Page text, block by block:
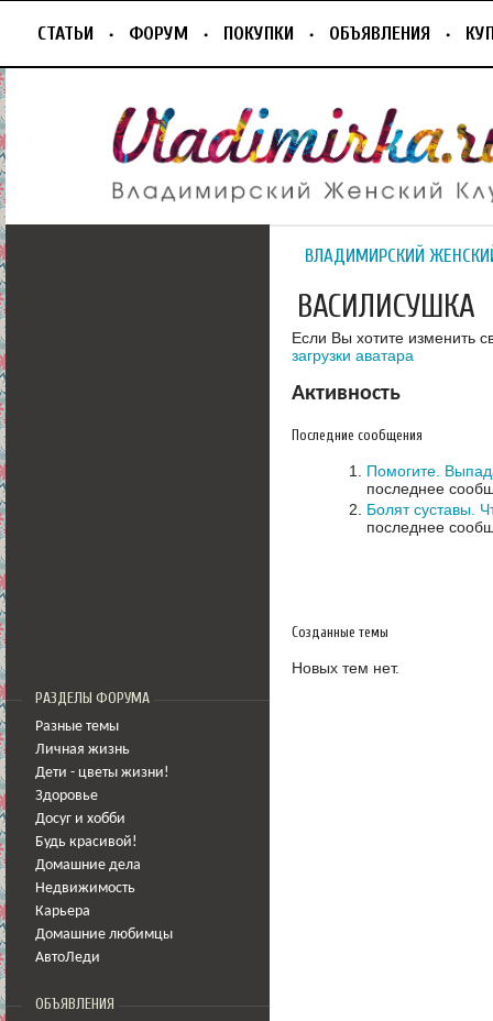
СТАТЬИ ФОРУМ ПОКУПКИ ОБЪЯВЛЕНИЯ
РАЗДЕЛЫ ФОРУМА
Разные темы
Личная жизнь
Дети - цветы жизни!
Здоровье
Досуг и хобби
Будь красивой!
Домашние дела
Недвижимость
Карьера
Домашние любимцы
АвтоЛеди
ОБЪЯВЛЕНИЯ
ВЛАДИМИРСКИЙ
ВАСИЛИСУШКА
Если Вы хотите изменить
загрузки аватара
Активность
Последние сообщения
Помогите.
последнее
Болят суставы.
последнее
Созданные темы
Новых тем нет.